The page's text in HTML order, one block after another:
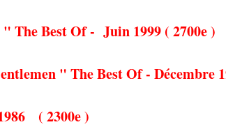
The Best Of - Juin 1999 ( 2700e )
" The Best Of - Décembre
( 2300e )